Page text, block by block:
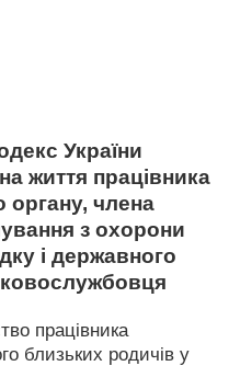
України
життя працівника
органу, члена
з охорони
і державного
працівника
близьких родичів у